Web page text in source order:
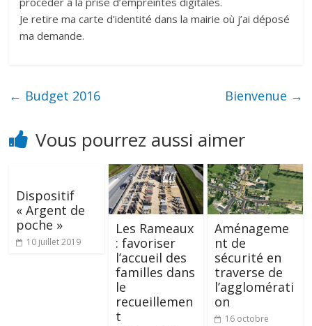
Je retire ma carte d’identité dans la mairie où j’ai déposé
ma demande.
← Budget 2016 Bienvenue →
Vous pourrez aussi aimer
Dispositif
« Argent de
poche »
10 juillet 2019
Les Rameaux
: favoriser
l’accueil des
familles dans
le
recueillemen
t
Aménageme
nt de
sécurité en
traverse de
l’agglomérati
on
16 octobre